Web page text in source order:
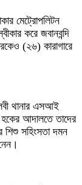
মেট্রোপলিটন
করে জবানবন্দি
(২৬) কারাগারে
থানার এসআই
হকের আদালতে তাদের
শিশু সহিংসতা দমন